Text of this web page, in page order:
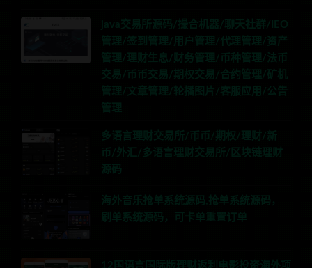
java交易所源码/撮合机器/聊天社群/IEO
管理/签到管理/用户管理/代理管理/资产
管理/理财生息/财务管理/币种管理/法币
交易/币币交易/期权交易/合约管理/矿机
管理/文章管理/轮播图片/客服应用/公告
管理
多语言理财交易所/币币/期权/理财/新
币/外汇/多语言理财交易所/区块链理财
源码
海外音乐抢单系统源码,抢单系统源码，
刷单系统源码，可卡单重置订单
12国语言国际版理财返利电影投资海外项